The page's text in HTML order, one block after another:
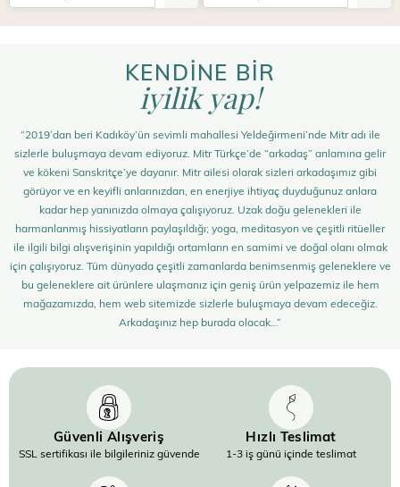
KENDİNE BİR
iyilik yap!
“2019’dan beri Kadıköy’ün sevimli mahallesi Yeldeğirmeni’nde Mitr adı ile
sizlerle buluşmaya devam ediyoruz. Mitr Türkçe’de “arkadaş” anlamına gelir
ve kökeni Sanskritçe’ye dayanır. Mitr ailesi olarak sizleri arkadaşımız gibi
görüyor ve en keyifli anlarınızdan, en enerjiye ihtiyaç duyduğunuz anlara
kadar hep yanınızda olmaya çalışıyoruz. Uzak doğu gelenekleri ile
harmanlanmış hissiyatların paylaşıldığı; yoga, meditasyon ve çeşitli ritüeller
ile ilgili bilgi alışverişinin yapıldığı ortamların en samimi ve doğal olanı olmak
için çalışıyoruz. Tüm dünyada çeşitli zamanlarda benimsenmiş geleneklere ve
bu geleneklere ait ürünlere ulaşmanız için geniş ürün yelpazemiz ile hem
mağazamızda, hem web sitemizde sizlerle buluşmaya devam edeceğiz.
Arkadaşınız hep burada olacak…”
Güvenli Alışveriş
SSL sertifikası ile bilgileriniz güvende
Hızlı Teslimat
1-3 iş günü içinde teslimat